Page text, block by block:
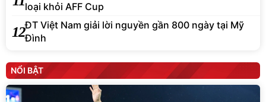
loại khỏi AFF Cup
12ĐT Việt Nam giải lời nguyền gần 800 ngày tại Mỹ
Đình
NỔI BẬT